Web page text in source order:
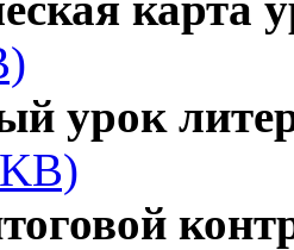
урок